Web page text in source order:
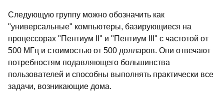
Следующую группу можно обозначить как
"универсальные" компьютеры, базирующиеся на
процессорах "Пентиум II" и "Пентиум III" с частотой от
500 МГц и стоимостью от 500 долларов. Они отвечают
потребностям подавляющего большинства
пользователей и способны выполнять практически все
задачи, возникающие дома.